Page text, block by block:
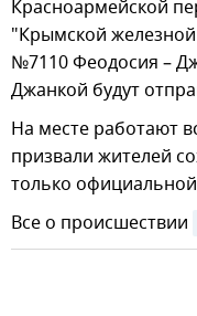
Красноармейской
"Крымской
№7110 Феодосия –
Джанкой будут
На месте работают
призвали жителей
только
Все о происшествии